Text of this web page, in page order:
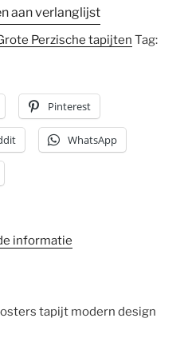
aan verlanglijst
Perzische tapijten Tag:
Pinterest
WhatsApp
informatie
tapijt modern design